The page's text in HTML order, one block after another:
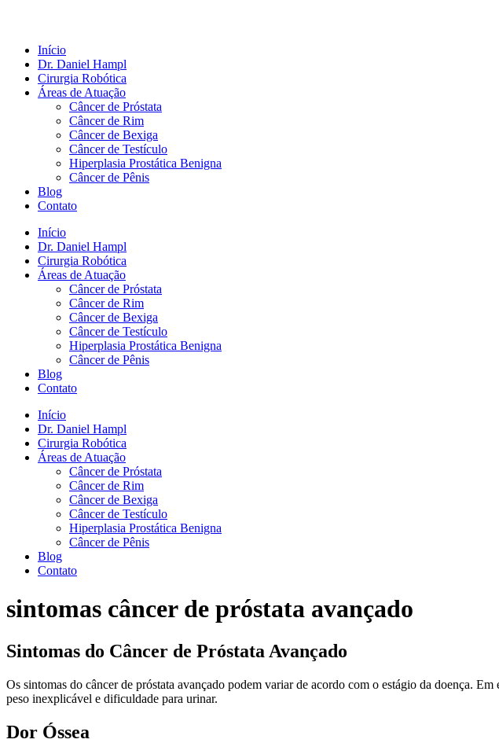
Início
Dr. Daniel Hampl
Cirurgia Robótica
Áreas de Atuação
Câncer de Próstata
Câncer de Rim
Câncer de Bexiga
Câncer de Testículo
Hiperplasia Prostática Benigna
Câncer de Pênis
Blog
Contato
Início
Dr. Daniel Hampl
Cirurgia Robótica
Áreas de Atuação
Câncer de Próstata
Câncer de Rim
Câncer de Bexiga
Câncer de Testículo
Hiperplasia Prostática Benigna
Câncer de Pênis
Blog
Contato
Início
Dr. Daniel Hampl
Cirurgia Robótica
Áreas de Atuação
Câncer de Próstata
Câncer de Rim
Câncer de Bexiga
Câncer de Testículo
Hiperplasia Prostática Benigna
Câncer de Pênis
Blog
Contato
sintomas câncer de próstata avançado
Sintomas do Câncer de Próstata Avançado
Os sintomas do câncer de próstata avançado podem variar de acordo com o estágio da doença.
peso inexplicável e dificuldade para urinar.
Dor Óssea